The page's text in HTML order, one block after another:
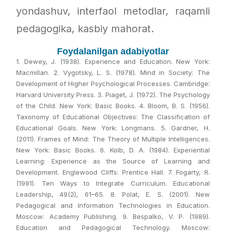
yondashuv, interfaol metodlar, raqamli
pedagogika, kasbiy mahorat.
Foydalanilgan adabiyotlar
1. Dewey, J. (1938). Experience and Education. New York:
Macmillan. 2. Vygotsky, L. S. (1978). Mind in Society: The
Development of Higher Psychological Processes. Cambridge:
Harvard University Press. 3. Piaget, J. (1972). The Psychology
of the Child. New York: Basic Books. 4. Bloom, B. S. (1956).
Taxonomy of Educational Objectives: The Classification of
Educational Goals. New York: Longmans. 5. Gardner, H.
(2011). Frames of Mind: The Theory of Multiple Intelligences.
New York: Basic Books. 6. Kolb, D. A. (1984). Experiential
Learning: Experience as the Source of Learning and
Development. Englewood Cliffs: Prentice Hall. 7. Fogarty, R.
(1991). Ten Ways to Integrate Curriculum. Educational
Leadership, 49(2), 61–65. 8. Polat, E. S. (2001). New
Pedagogical and Information Technologies in Education.
Moscow: Academy Publishing. 9. Bespalko, V. P. (1989).
Education and Pedagogical Technology. Moscow: